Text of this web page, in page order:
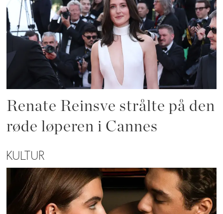
Renate Reinsve strålte på den
røde løperen i Cannes
KULTUR